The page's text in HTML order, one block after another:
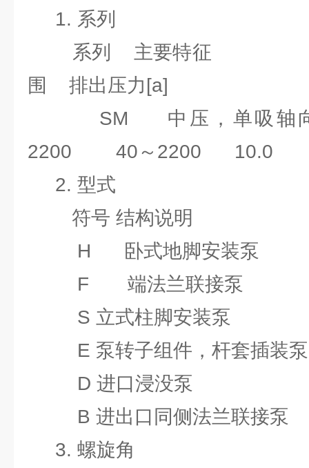
1. 系列
系列 主要特征 流
围 排出压力[a]
SM 中压，单吸轴
2200 40～2200 10.0
2. 型式
符号 结构说明
H 卧式地脚安装泵
F 端法兰联接泵
S 立式柱脚安装泵
E 泵转子组件，杆套插装泵
D 进口浸没泵
B 进出口同侧法兰联接泵
3. 螺旋角